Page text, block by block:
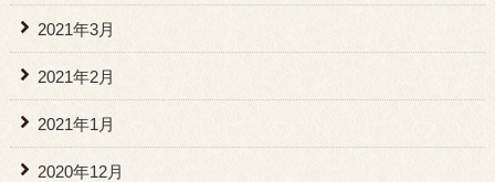
2021年3月
2021年2月
2021年1月
2020年12月